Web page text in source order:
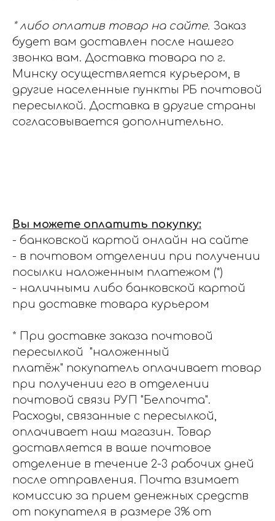
* либо оплатив товар на сайте. Заказ
будет вам доставлен после нашего
звонка вам. Доставка товара по г.
Минску осуществляется курьером, в
другие населенные пункты РБ почтовой
пересылкой. Доставка в другие страны
согласовывается дополнительно.
Вы можете оплатить покупку:
- банковской картой онлайн на сайте
- в почтовом отделении при получении
посылки наложенным платежом (*)
- наличными либо банковской картой
при доставке товара курьером
* При доставке заказа почтовой
пересылкой "наложенный
платёж" покупатель оплачивает товар
при получении его в отделении
почтовой связи РУП "Белпочта".
Расходы, связанные с пересылкой,
оплачивает наш магазин. Товар
доставляется в ваше почтовое
отделение в течение 2-3 рабочих дней
после отправления. Почта взимает
комиссию за прием денежных средств
от покупателя в размере 3% от